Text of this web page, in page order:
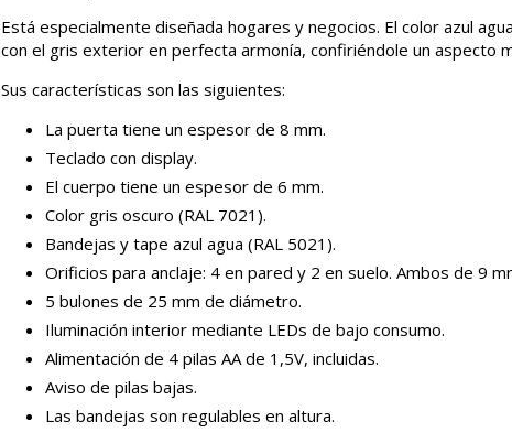
Está especialmente diseñada hogares y negocios. El color azul
con el gris exterior en perfecta armonía, confiriéndole un aspecto
Sus características son las siguientes:
La puerta tiene un espesor de 8 mm.
Teclado con display.
El cuerpo tiene un espesor de 6 mm.
Color gris oscuro (RAL 7021).
Bandejas y tape azul agua (RAL 5021).
Orificios para anclaje: 4 en pared y 2 en suelo. Ambos de 9
5 bulones de 25 mm de diámetro.
Iluminación interior mediante LEDs de bajo consumo.
Alimentación de 4 pilas AA de 1,5V, incluidas.
Aviso de pilas bajas.
Las bandejas son regulables en altura.